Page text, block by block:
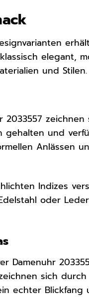
elegant,
und Stilen.
und
Anlässen
Indizes
oder
Damenuhr
sich
echter